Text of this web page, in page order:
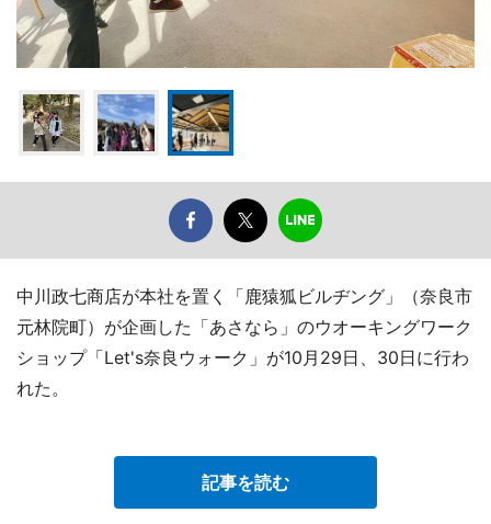
中川政七商店が本社を置く「鹿猿狐ビルヂング」（奈良市
元林院町）が企画した「あさなら」のウオーキングワーク
ショップ「Let's奈良ウォーク」が10月29日、30日に行わ
れた。
記事を読む